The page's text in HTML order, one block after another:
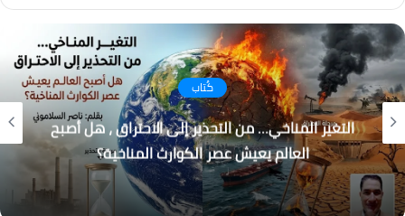
كُتاب
التغير المناخي… من التحذير إلى الاحتراق ، هل أصبح
العالم يعيش عصر الكوارث المناخية؟